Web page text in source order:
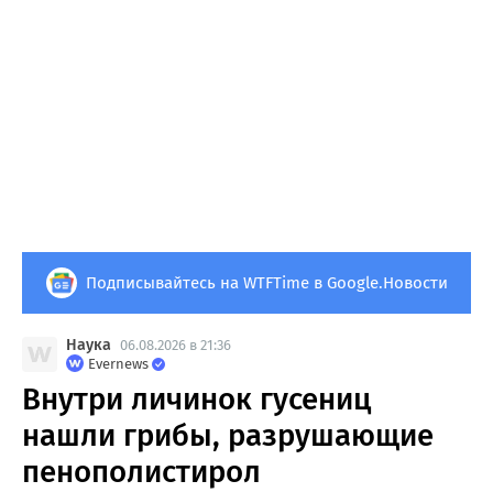
Подписывайтесь на WTFTime в Google.Новости
Наука 06.08.2026 в 21:36
Evernews
Внутри личинок гусениц
нашли грибы, разрушающие
пенополистирол